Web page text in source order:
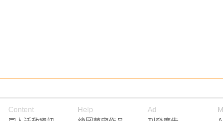
Content Help Ad